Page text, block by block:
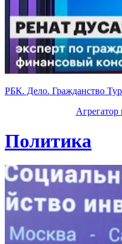
РБК. Дело. Гражданство
Политика